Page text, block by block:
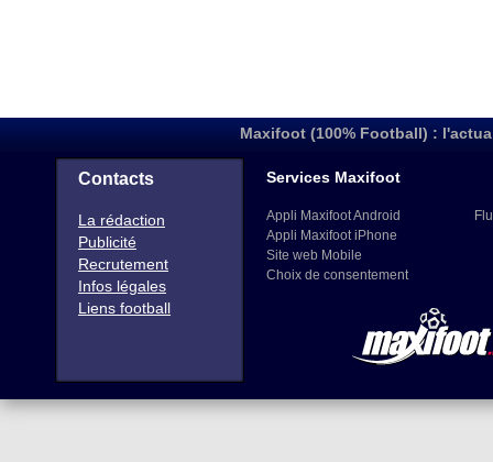
Maxifoot (100% Football) :
Contacts
La rédaction
Publicité
Recrutement
Infos légales
Liens football
Services Maxifoot
Appli Maxifoot Android
Appli Maxifoot iPhone
Site web Mobile
Choix de consentement